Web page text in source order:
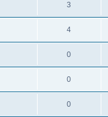
3
4
0
0
0